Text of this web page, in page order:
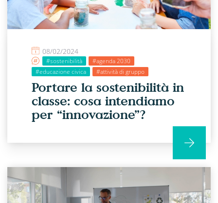
08/02/2024
#sostenibilità
#agenda 2030
#educazione civica
#attività di gruppo
Portare la sostenibilità in
classe: cosa intendiamo
per “innovazione”?